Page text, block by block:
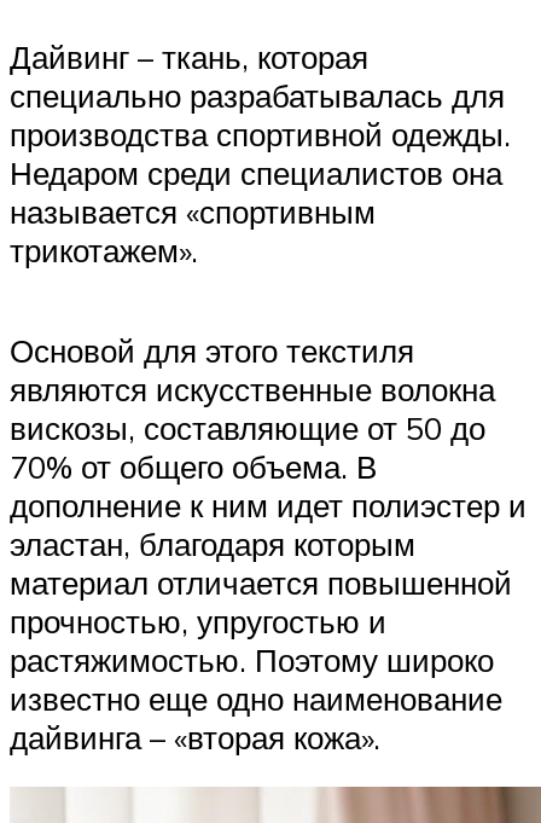
Дайвинг – ткань, которая
специально разрабатывалась для
производства спортивной одежды.
Недаром среди специалистов она
называется «спортивным
трикотажем».
Основой для этого текстиля
являются искусственные волокна
вискозы, составляющие от 50 до
70% от общего объема. В
дополнение к ним идет полиэстер и
эластан, благодаря которым
материал отличается повышенной
прочностью, упругостью и
растяжимостью. Поэтому широко
известно еще одно наименование
дайвинга – «вторая кожа».